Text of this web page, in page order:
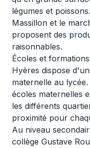
légumes et
Massillon et le
proposent des
raisonnables.
Écoles et
Hyères dispose
maternelle au
écoles maternelles
les différents
proximité pour
Au niveau
collège Gustave